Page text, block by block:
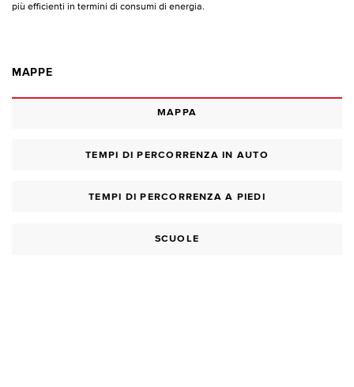
più efficienti in termini di consumi di energia.
MAPPE
MAPPA
TEMPI DI PERCORRENZA IN AUTO
TEMPI DI PERCORRENZA A PIEDI
SCUOLE